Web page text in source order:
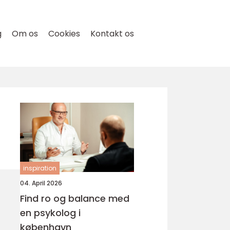
Om os Cookies Kontakt os
inspiration
04. April 2026
Find ro og balance med
en psykolog i
københavn